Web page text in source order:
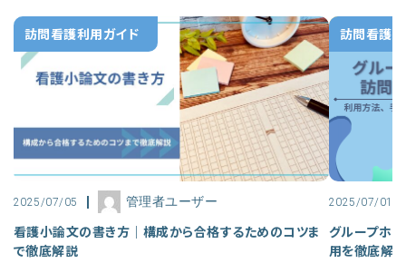
訪問看護利用ガイド
2025/07/05 管理者ユーザー
看護小論文の書き方｜構成から合格するためのコツま
で徹底解説
訪問看護
2025/07/01
グループホー
用を徹底解説